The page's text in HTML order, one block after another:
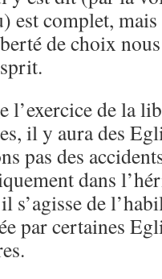
est complet, mais
de choix
l’exercice de la
il y aura des
pas des
dans
s’agisse de
par certaines